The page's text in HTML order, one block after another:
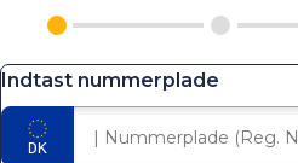
Indtast nummerplade